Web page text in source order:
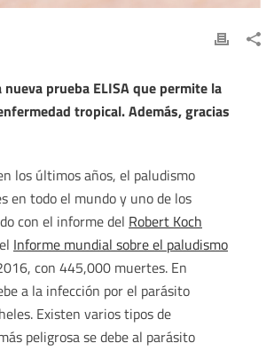
prueba ELISA que permite la
tropical. Además, gracias
los últimos años, el paludismo
en todo el mundo y uno de los
con el informe del Robert Koch
Informe mundial sobre el paludismo
con 445,000 muertes. En
a la infección por el parásito
Existen varios tipos de
peligrosa se debe al parásito